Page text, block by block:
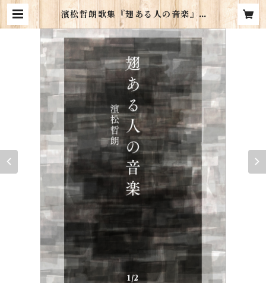
濱松哲朗歌集『翅ある人の音楽』 |
典々堂
1/2